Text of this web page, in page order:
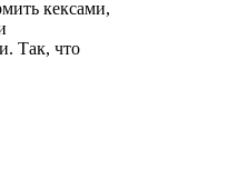
кексами,
Так, что